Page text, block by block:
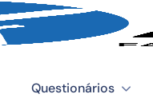
Questionários